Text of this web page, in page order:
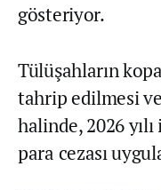
gösteriyor.
Tülüşahların
tahrip edilmesi
halinde, 2026
para cezası